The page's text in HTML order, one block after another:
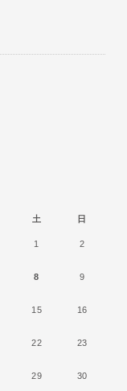
土 日
1 2
8 9
15 16
22 23
29 30